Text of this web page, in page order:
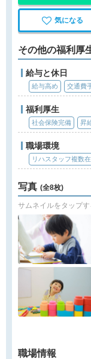
気になる
その他の福利厚
給与と休日
給与高め 交通費
福利厚生
社会保険完備 昇
職場環境
リハスタッフ複数
写真 (全8枚)
サムネイルをタップす
職場情報